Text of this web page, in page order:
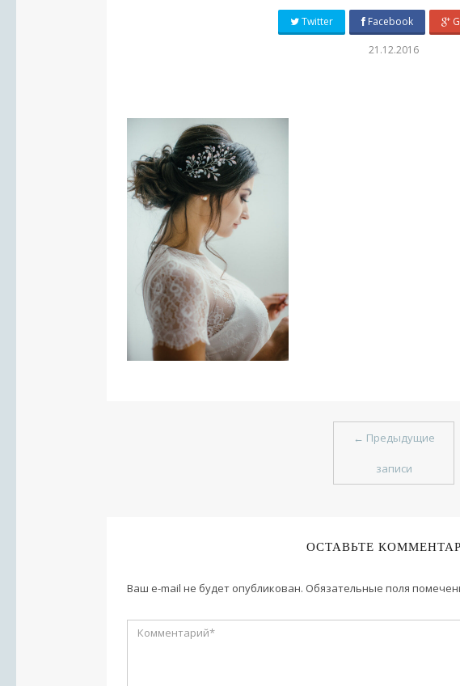
Twitter Facebook
21.12.2016
← Предыдущие
записи
ОСТАВЬТЕ
Ваш e-mail не будет опубликован. Обязательные поля